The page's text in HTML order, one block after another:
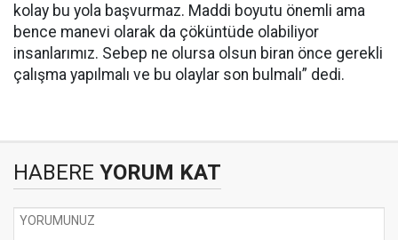
kolay bu yola başvurmaz. Maddi boyutu önemli ama
bence manevi olarak da çöküntüde olabiliyor
insanlarımız. Sebep ne olursa olsun biran önce gerekli
çalışma yapılmalı ve bu olaylar son bulmalı” dedi.
HABERE YORUM KAT